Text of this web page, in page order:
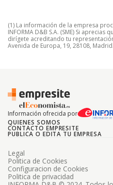
(1) La información de la empresa
INFORMA D&B S.A. (SME) Si
dirígete acreditando tu
Avenida de Europa, 19, 28108, Madrid.
Información ofrecida por
QUIENES SOMOS
CONTACTO EMPRESITE
PUBLICA O EDITA TU EMPRESA
Legal
Politica de Cookies
Configuracion de Cookies
Politica de privacidad